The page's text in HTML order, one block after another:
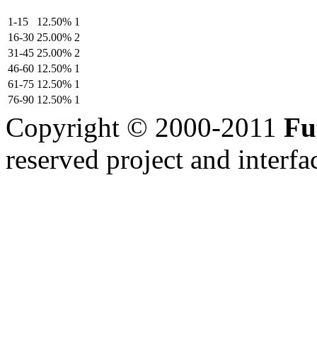
1-15 12.50% 1
16-30 25.00% 2
31-45 25.00% 2
46-60 12.50% 1
61-75 12.50% 1
76-90 12.50% 1
Copyright © 2000-2011
reserved project and